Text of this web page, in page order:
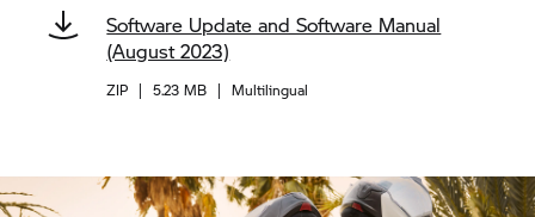
Software Update and Software Manual
(August 2023)
ZIP | 5.23 MB | Multilingual